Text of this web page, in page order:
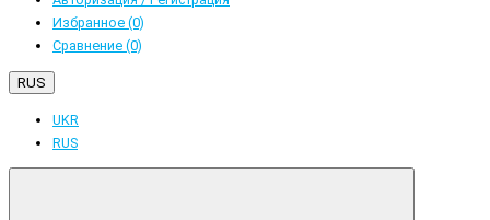
Избранное (0)
Сравнение (0)
RUS
UKR
RUS